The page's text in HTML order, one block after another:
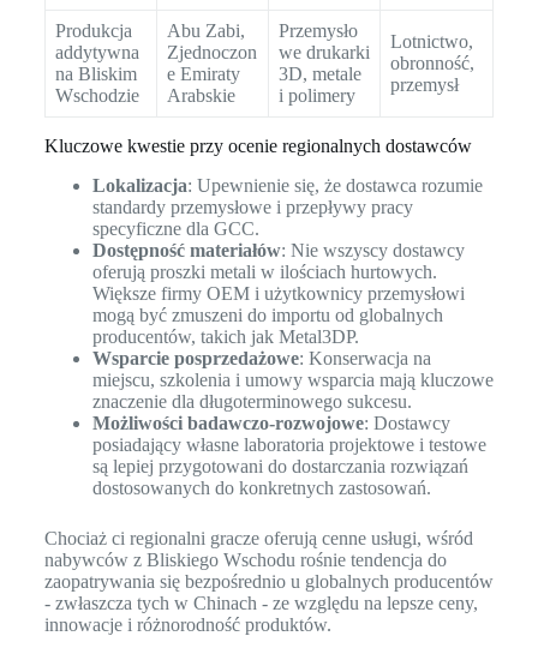
Produkcja
addytywna
na Bliskim
Wschodzie
Abu Zabi,
Zjednoczon
e Emiraty
Arabskie
Przemysło
we drukarki
3D, metale
i polimery
Lotnictwo,
obronność,
przemysł
Kluczowe kwestie przy ocenie regionalnych dostawców
Lokalizacja: Upewnienie się, że dostawca rozumie
standardy przemysłowe i przepływy pracy
specyficzne dla GCC.
Dostępność materiałów: Nie wszyscy dostawcy
oferują proszki metali w ilościach hurtowych.
Większe firmy OEM i użytkownicy przemysłowi
mogą być zmuszeni do importu od globalnych
producentów, takich jak Metal3DP.
Wsparcie posprzedażowe: Konserwacja na
miejscu, szkolenia i umowy wsparcia mają kluczowe
znaczenie dla długoterminowego sukcesu.
Możliwości badawczo-rozwojowe: Dostawcy
posiadający własne laboratoria projektowe i testowe
są lepiej przygotowani do dostarczania rozwiązań
dostosowanych do konkretnych zastosowań.
Chociaż ci regionalni gracze oferują cenne usługi, wśród
nabywców z Bliskiego Wschodu rośnie tendencja do
zaopatrywania się bezpośrednio u globalnych producentów
- zwłaszcza tych w Chinach - ze względu na lepsze ceny,
innowacje i różnorodność produktów.